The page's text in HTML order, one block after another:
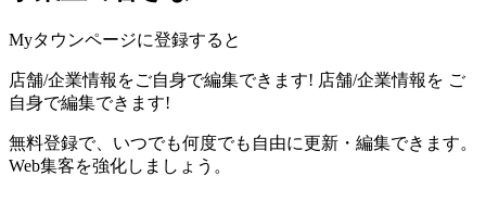
Myタウンページに登録すると
店舗/企業情報をご自身で編集できます! 店舗/企業情報を ご
自身で編集できます!
無料登録で、いつでも何度でも自由に更新・編集できます。
Web集客を強化しましょう。